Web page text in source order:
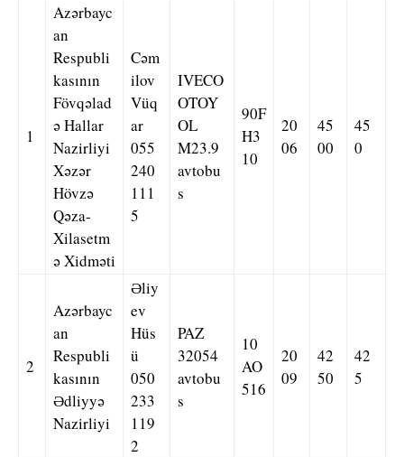
1
Azərbayc
an
Respubli
kasının
Fövqəlad
ə Hallar
Nazirliyi
Xəzər
Hövzə
Qəza-
Xilasetm
ə Xidməti
Cəm
ilov
Vüq
ar
055
240
111
5
IVECO
OTOY
OL
M23.9
avtobu
s
90F
H3
10
20
06
45
00
45
0
2
Azərbayc
an
Respubli
kasının
Ədliyyə
Nazirliyi
Əliy
ev
Hüs
ü
050
233
119
2
PAZ
32054
avtobu
s
10
AO
516
20
09
42
50
42
5